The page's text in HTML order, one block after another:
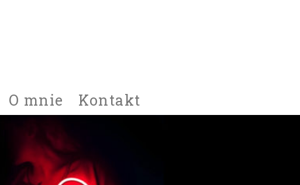
O mnie Kontakt